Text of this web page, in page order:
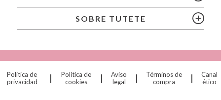
Cristina de Jos'h
Djeco
SOBRE TUTETE
Política de
privacidad
|
Política de
cookies
|
Aviso
legal
|
Términos de
compra
|
Canal
ético